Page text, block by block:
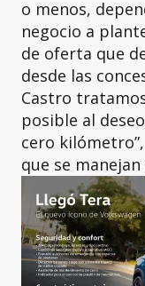
o menos,
negocio a
de oferta que
desde las
Castro
posible al
cero
que se